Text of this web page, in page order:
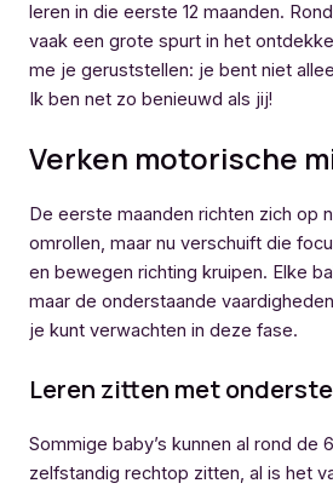
leren in die eerste 12 maanden.
vaak een grote spurt in het
me je geruststellen: je bent niet
Ik ben net zo benieuwd als jij!
Verken motorische
De eerste maanden richten zich op
omrollen, maar nu verschuift die
en bewegen richting kruipen. Elke
maar de onderstaande
je kunt verwachten in deze fase.
Leren zitten met
Sommige baby’s kunnen al rond de
zelfstandig rechtop zitten, al is het